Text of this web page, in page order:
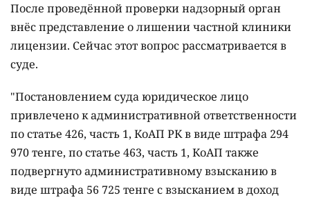
После проведённой проверки надзорный орган
внёс представление о лишении частной клиники
лицензии. Сейчас этот вопрос рассматривается в
суде.
"Постановлением суда юридическое лицо
привлечено к административной ответственности
по статье 426, часть 1, КоАП РК в виде штрафа 294
970 тенге, по статье 463, часть 1, КоАП также
подвергнуто административному взысканию в
виде штрафа 56 725 тенге с взысканием в доход